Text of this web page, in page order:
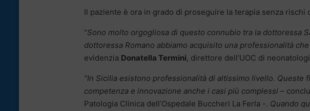
Il paziente è ora in grado di proseguire la terapia senza rischi
“Sono molto orgogliosa di questo connubio tra la dottoressa
dottoressa Romano abbiamo acquisito una professionalità
evidenzia Donatella Termini, direttore dell’UOC di
“In Sicilia esistono professionalità di altissimo livello. Queste
competenza e innovazione anche i casi più complessi –
Patologia Clinica dell’Ospedale Buccheri La Ferla -. Quando